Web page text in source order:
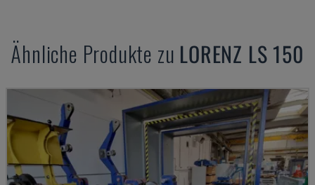
Ähnliche Produkte zu LORENZ LS 150